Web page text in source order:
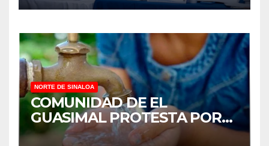
NORTE DE SINALOA
COMUNIDAD DE EL
GUASIMAL PROTESTA POR
FALTA DE AGUA POTABLE EN